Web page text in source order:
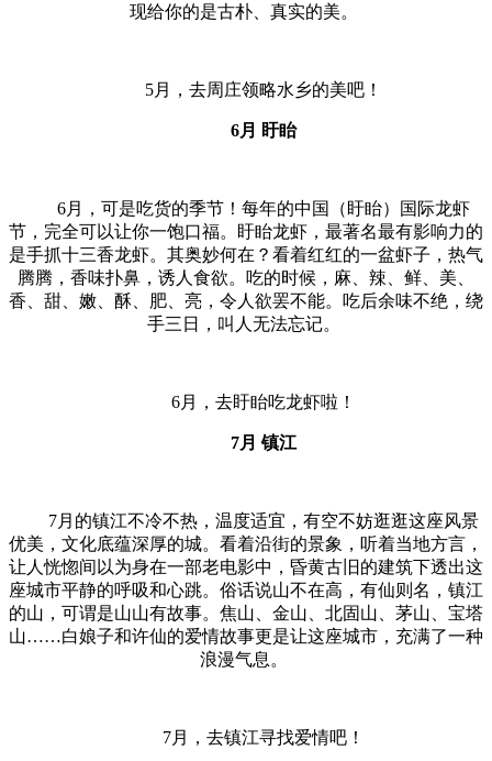
现给你的是古朴、真实的美。
5月，去周庄领略水乡的美吧！
6月 盱眙
6月，可是吃货的季节！每年的中国（盱眙）国际龙虾
节，完全可以让你一饱口福。盱眙龙虾，最著名最有影响力的
是手抓十三香龙虾。其奥妙何在？看着红红的一盆虾子，热气
腾腾，香味扑鼻，诱人食欲。吃的时候，麻、辣、鲜、美、
香、甜、嫩、酥、肥、亮，令人欲罢不能。吃后余味不绝，绕
手三日，叫人无法忘记。
6月，去盱眙吃龙虾啦！
7月 镇江
7月的镇江不冷不热，温度适宜，有空不妨逛逛这座风景
优美，文化底蕴深厚的城。看着沿街的景象，听着当地方言，
让人恍惚间以为身在一部老电影中，昏黄古旧的建筑下透出这
座城市平静的呼吸和心跳。俗话说山不在高，有仙则名，镇江
的山，可谓是山山有故事。焦山、金山、北固山、茅山、宝塔
山……白娘子和许仙的爱情故事更是让这座城市，充满了一种
浪漫气息。
7月，去镇江寻找爱情吧！